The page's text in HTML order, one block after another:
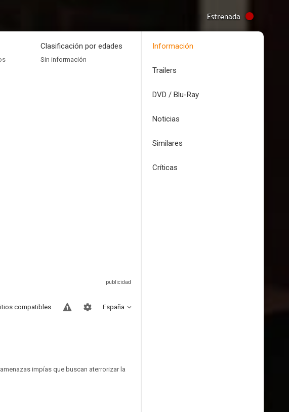
Estrenada
Clasificación por edades
Sin información
España
compatibles
impías que buscan aterrorizar la
Información
Trailers
DVD / Blu-Ray
Noticias
Similares
Críticas